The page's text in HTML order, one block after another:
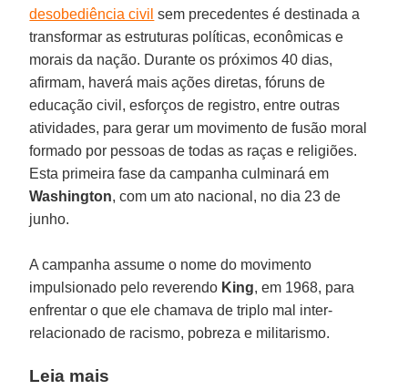
desobediência civil sem precedentes é destinada a
transformar as estruturas políticas, econômicas e
morais da nação. Durante os próximos 40 dias,
afirmam, haverá mais ações diretas, fóruns de
educação civil, esforços de registro, entre outras
atividades, para gerar um movimento de fusão moral
formado por pessoas de todas as raças e religiões.
Esta primeira fase da campanha culminará em
Washington, com um ato nacional, no dia 23 de
junho.
A campanha assume o nome do movimento
impulsionado pelo reverendo King, em 1968, para
enfrentar o que ele chamava de triplo mal inter-
relacionado de racismo, pobreza e militarismo.
Leia mais